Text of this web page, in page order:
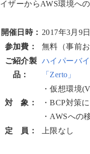
イザーからAWS環境へ
開催日時： 2017年3月9
参加費：
無料（事前
ご紹介製
品：
ハイパーバ
「Zerto」
対 象：
・仮想環境
・BCP対策
・AWSへの
定 員：
上限なし